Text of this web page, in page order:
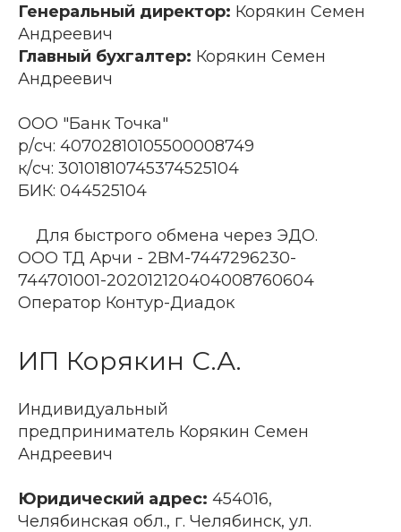
Генеральный директор: Корякин Семен
Андреевич
Главный бухгалтер: Корякин Семен
Андреевич
ООО "Банк Точка"
р/сч: 40702810105500008749
к/сч: 30101810745374525104
БИК: 044525104
Для быстрого обмена через ЭДО.
ООО ТД Арчи - 2BM-7447296230-
744701001-202012120404008760604
Оператор Контур-Диадок
ИП Корякин С.А.
Индивидуальный
предприниматель Корякин Семен
Андреевич
Юридический адрес: 454016,
Челябинская обл., г. Челябинск, ул.